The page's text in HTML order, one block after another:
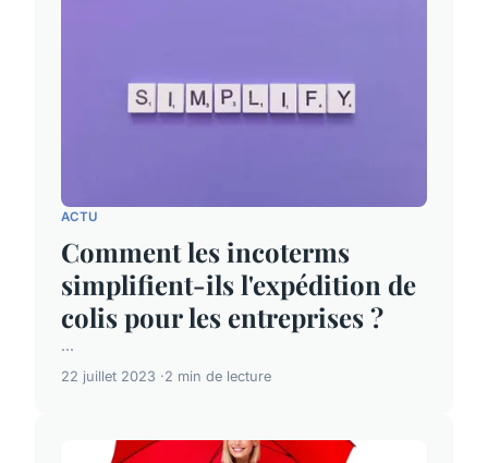
ACTU
Comment les incoterms
simplifient-ils l'expédition de
colis pour les entreprises ?
...
22 juillet 2023 2 min de lecture